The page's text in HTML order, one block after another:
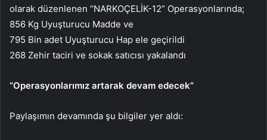
olarak düzenlenen “NARKOÇELİK-12” Operasyonlarında;
856 Kg Uyuşturucu Madde ve
795 Bin adet Uyuşturucu Hap ele geçirildi
268 Zehir taciri ve sokak satıcısı yakalandı
“Operasyonlarımız artarak devam edecek”
Paylaşımın devamında şu bilgiler yer aldı: